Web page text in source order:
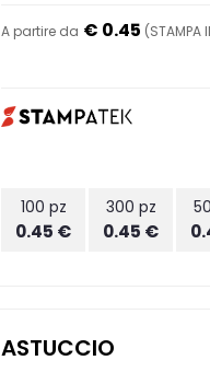
A partire da € 0.45 (STAMPA
100 pz
0.45 €
300 pz
0.45 €
ASTUCCIO